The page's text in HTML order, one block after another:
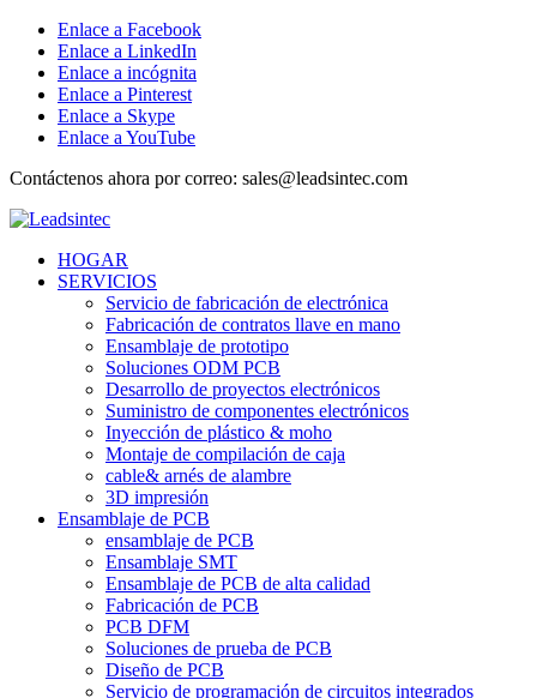
Enlace a Facebook
Enlace a LinkedIn
Enlace a incógnita
Enlace a Pinterest
Enlace a Skype
Enlace a YouTube
Contáctenos ahora por correo: sales@leadsintec.com
HOGAR
SERVICIOS
Servicio de fabricación de electrónica
Fabricación de contratos llave en mano
Ensamblaje de prototipo
Soluciones ODM PCB
Desarrollo de proyectos electrónicos
Suministro de componentes electrónicos
Inyección de plástico & moho
Montaje de compilación de caja
cable& arnés de alambre
3D impresión
Ensamblaje de PCB
ensamblaje de PCB
Ensamblaje SMT
Ensamblaje de PCB de alta calidad
Fabricación de PCB
PCB DFM
Soluciones de prueba de PCB
Diseño de PCB
Servicio de programación de circuitos integrados